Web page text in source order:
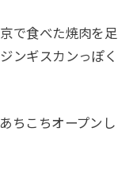
で食べた焼肉を足
ンギスカンっぽく
ちこちオープンし